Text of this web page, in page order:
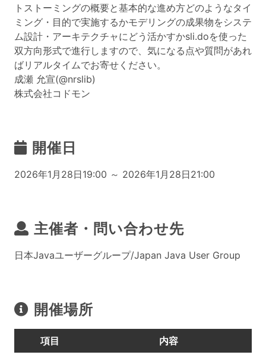
トストーミングの概要と基本的な進め方どのようなタイ
ミング・目的で実施するかモデリングの成果物をシステ
ム設計・アーキテクチャにどう活かすかsli.doを使った
双方向形式で進行しますので、気になる点や質問があれ
ばリアルタイムでお寄せください。
成瀬 允宣(@nrslib)
株式会社コドモン
開催日
2026年1月28日19:00 ～ 2026年1月28日21:00
主催者・問い合わせ先
日本Javaユーザーグループ/Japan Java User Group
開催場所
項目
内容